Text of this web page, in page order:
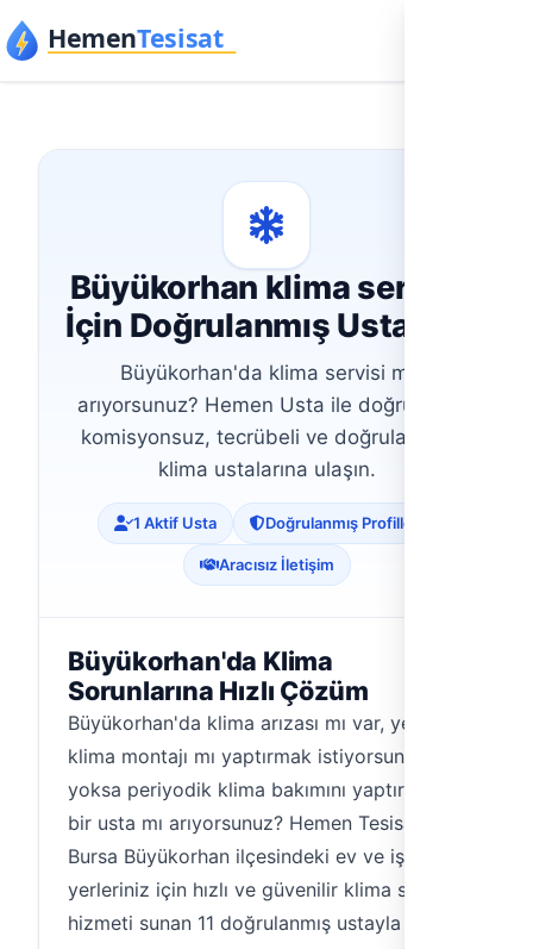
İçeriğe geç
Büyükorhan klima servisi
İçin Doğrulanmış Usta Bul
Büyükorhan'da klima servisi mi
arıyorsunuz? Hemen Usta ile doğrudan,
komisyonsuz, tecrübeli ve doğrulanmış
klima ustalarına ulaşın.
1 Aktif Usta Doğrulanmış Profiller
Aracısız İletişim
Büyükorhan'da Klima
Sorunlarına Hızlı Çözüm
Büyükorhan'da klima arızası mı var, yeni bir
klima montajı mı yaptırmak istiyorsunuz,
yoksa periyodik klima bakımını yaptıracak
bir usta mı arıyorsunuz? Hemen Tesisat,
Bursa Büyükorhan ilçesindeki ev ve iş
yerleriniz için hızlı ve güvenilir klima servisi
hizmeti sunan 11 doğrulanmış ustayla sizi